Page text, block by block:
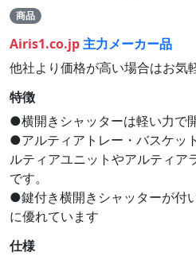
商品
Airis1.co.jp主力メーカー品
他社より価格が高い場合はお気
特徴
●横開きシャッターは軽い力で
●アルティアトレー・バスケッ
ルティアユニットやアルティア
です。
●鍵付き横開きシャッターが付
に優れています
仕様